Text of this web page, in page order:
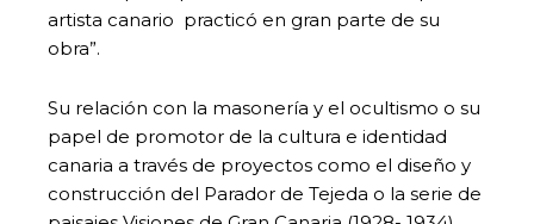
artista canario practicó en gran parte de su
obra”.
Su relación con la masonería y el ocultismo o su
papel de promotor de la cultura e identidad
canaria a través de proyectos como el diseño y
construcción del Parador de Tejeda o la serie de